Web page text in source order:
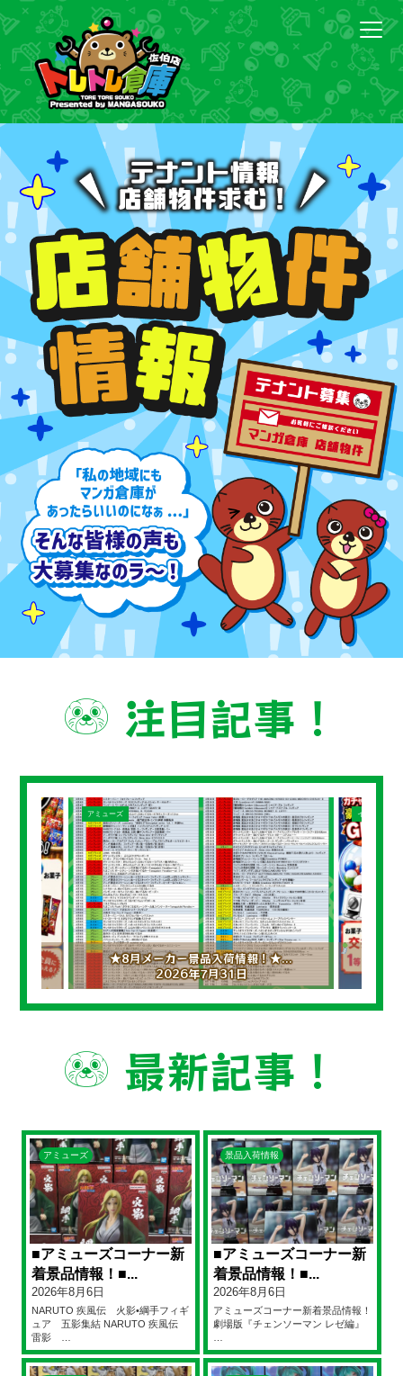
注目記事！
アミューズ
★8月メーカー景品入荷情報！★...
2026年7月31日
イベント
最新記事！
アミューズ
■アミューズコーナー新
着景品情報！■...
2026年8月6日
NARUTO 疾風伝 火影•綱手フィギ
ュア 五影集結 NARUTO 疾風伝
雷影 …
景品入荷情報
■アミューズコーナー新
着景品情報！■...
2026年8月6日
アミューズコーナー新着景品情報！
劇場版『チェンソーマン レゼ編』